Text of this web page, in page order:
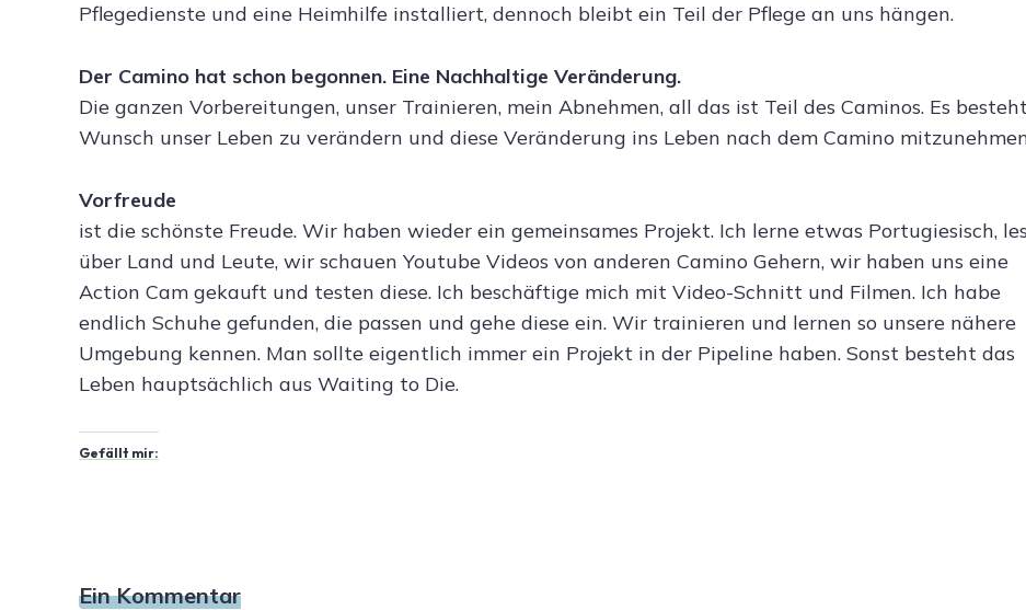
Pflegedienste und eine Heimhilfe installiert, dennoch bleibt ein Teil der Pflege an uns hängen.
Der Camino hat schon begonnen. Eine Nachhaltige Veränderung.
Die ganzen Vorbereitungen, unser Trainieren, mein Abnehmen, all das ist Teil des Caminos. Es
Wunsch unser Leben zu verändern und diese Veränderung ins Leben nach dem Camino
Vorfreude
ist die schönste Freude. Wir haben wieder ein gemeinsames Projekt. Ich lerne etwas Portugiesisch,
über Land und Leute, wir schauen Youtube Videos von anderen Camino Gehern, wir haben uns eine
Action Cam gekauft und testen diese. Ich beschäftige mich mit Video-Schnitt und Filmen. Ich habe
endlich Schuhe gefunden, die passen und gehe diese ein. Wir trainieren und lernen so unsere nähere
Umgebung kennen. Man sollte eigentlich immer ein Projekt in der Pipeline haben. Sonst besteht das
Leben hauptsächlich aus Waiting to Die.
Gefällt mir:
Ein Kommentar